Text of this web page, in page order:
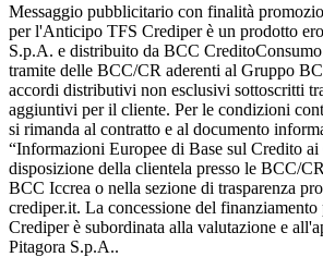
Messaggio pubblicitario con finalità
per l'Anticipo TFS Crediper è un prodotto
S.p.A. e distribuito da BCC
tramite delle BCC/CR aderenti al Gruppo
accordi distributivi non esclusivi sottoscritti
aggiuntivi per il cliente. Per le condizioni
si rimanda al contratto e al documento
“Informazioni Europee di Base sul Credito ai
disposizione della clientela presso le BCC/
BCC Iccrea o nella sezione di trasparenza
crediper.it. La concessione del
Crediper è subordinata alla valutazione e
Pitagora S.p.A..